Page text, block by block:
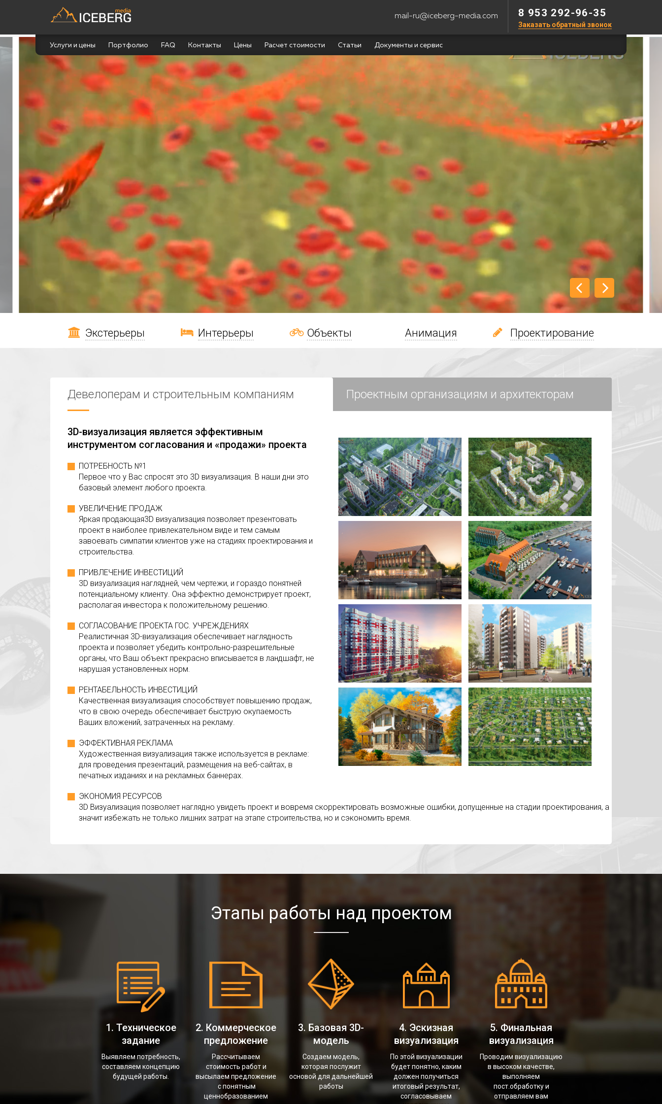
mail-ru@iceberg-media.com 8 953 292-96-35
Заказать обратный звонок
Услуги и цены Портфолио FAQ Контакты Цены Расчет стоимости Статьи Документы и сервис
Экстерьеры Интерьеры Объекты Анимация Проектирование
Девелоперам и строительным компаниям Проектным организациям и архитекторам
3D-визуализация является эффективным
инструментом согласования и «продажи» проекта
ПОТРЕБНОСТЬ №1
Первое что у Вас спросят это 3D визуализация. В наши дни это
базовый элемент любого проекта.
УВЕЛИЧЕНИЕ ПРОДАЖ
Яркая продающая3D визуализация позволяет презентовать
проект в наиболее привлекательном виде и тем самым
завоевать симпатии клиентов уже на стадиях проектирования и
строительства.
ПРИВЛЕЧЕНИЕ ИНВЕСТИЦИЙ
3D визуализация наглядней, чем чертежи, и гораздо понятней
потенциальному клиенту. Она эффектно демонстрирует проект,
располагая инвестора к положительному решению.
СОГЛАСОВАНИЕ ПРОЕКТА ГОС. УЧРЕЖДЕНИЯХ
Реалистичная 3D-визуализация обеспечивает наглядность
проекта и позволяет убедить контрольно-разрешительные
органы, что Ваш объект прекрасно вписывается в ландшафт, не
нарушая установленных норм.
РЕНТАБЕЛЬНОСТЬ ИНВЕСТИЦИЙ
Качественная визуализация способствует повышению продаж,
что в свою очередь обеспечивает быструю окупаемость
Ваших вложений, затраченных на рекламу.
ЭФФЕКТИВНАЯ РЕКЛАМА
Художественная визуализация также используется в рекламе:
для проведения презентаций, размещения на веб-сайтах, в
печатных изданиях и на рекламных баннерах.
ЭКОНОМИЯ РЕСУРСОВ
3D Визуализация позволяет наглядно увидеть проект и вовремя скорректировать возможные ошибки, допущенные на стадии проектирования, а
значит избежать не только лишних затрат на этапе строительства, но и сэкономить время.
Этапы работы над проектом
1. Техническое
задание
Выявляем потребность,
составляем концепцию
будущей работы.
2. Коммерческое
предложение
Рассчитываем
стоимость работ и
высылаем предложение
с понятным
ценнобразованием
3. Базовая 3D-
модель
Создаем модель,
которая послужит
основой для дальнейшей
работы
4. Эскизная
визуализация
По этой визуализации
будет понятно, каким
должен получиться
итоговый результат,
согласовываем
5. Финальная
визуализация
Проводим визуализацию
в высоком качестве,
выполняем
пост.обработку и
отправляем вам